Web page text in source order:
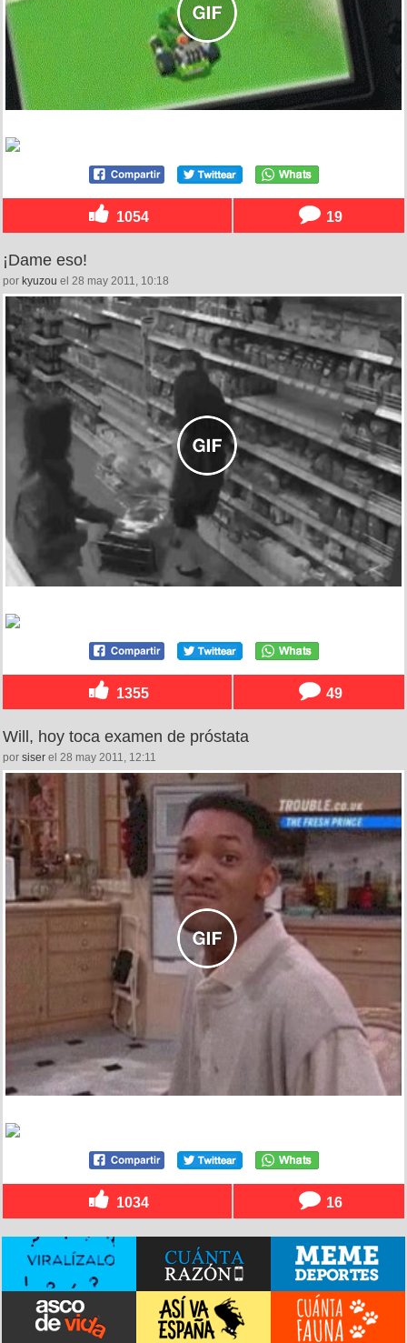
1054 19
¡Dame eso!
por kyuzou el 28 may 2011, 10:18
1355 49
Will, hoy toca examen de próstata
por siser el 28 may 2011, 12:11
1034 16